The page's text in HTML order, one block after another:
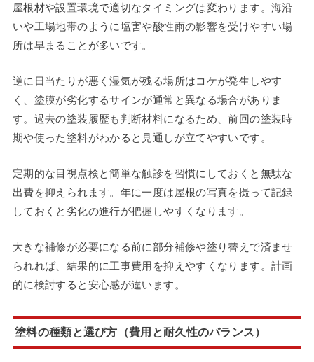
屋根材や設置環境で適切なタイミングは変わります。海沿
いや工場地帯のように塩害や酸性雨の影響を受けやすい場
所は早まることが多いです。
逆に日当たりが悪く湿気が残る場所はコケが発生しやす
く、塗膜が劣化するサインが通常と異なる場合がありま
す。過去の塗装履歴も判断材料になるため、前回の塗装時
期や使った塗料がわかると見通しが立てやすいです。
定期的な目視点検と簡単な触診を習慣にしておくと無駄な
出費を抑えられます。年に一度は屋根の写真を撮って記録
しておくと劣化の進行が把握しやすくなります。
大きな補修が必要になる前に部分補修や塗り替えで済ませ
られれば、結果的に工事費用を抑えやすくなります。計画
的に検討すると安心感が違います。
塗料の種類と選び方（費用と耐久性のバランス）